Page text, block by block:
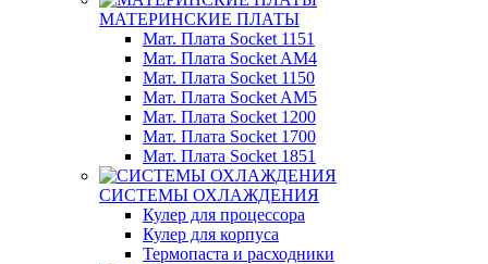
МАТЕРИНСКИЕ ПЛАТЫ
Мат. Плата Socket 1151
Мат. Плата Socket AM4
Мат. Плата Socket 1150
Мат. Плата Socket AM5
Мат. Плата Socket 1200
Мат. Плата Socket 1700
Мат. Плата Socket 1851
СИСТЕМЫ ОХЛАЖДЕНИЯ
Кулер для процессора
Кулер для корпуса
Термопаста и расходники